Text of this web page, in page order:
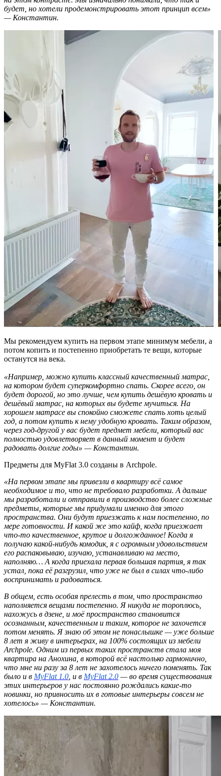
будет, но хотели продемонстрировать этот принцип всем»
— Константин.
Мы рекомендуем купить на первом этапе минимум мебели, а
потом копить и постепенно приобретать те вещи, которые
останутся на века.
«Например, можно купить классный качественный матрас,
на котором будет суперкомфортно спать. Скорее всего, он
будет дорогой, но это лучше, чем купить дешёвую кровать и
дешёвый матрас, на которых вы будете мучиться. На
хорошем матрасе вы спокойно сможете спать хоть целый
год, а потом купить к нему удобную кровать. Таким образом,
через год-другой у вас будет предмет мебели, который вас
полностью удовлетворяет в данный момент и будет
радовать долгие годы» — Константин.
Предметы для MyFlat 3.0 созданы в Archpole.
«На первом этапе мы привезли в квартиру всё самое
необходимое и то, что не требовало разработки. А дальше
мы разработали и отправили в производство более сложные
предметы, которые мы придумали именно для этого
пространства. Они будут приезжать к нам постепенно, по
мере готовности. И какой же это кайф, когда приезжает
что-то качественное, крутое и долгожданное! Когда я
получаю какой-нибудь комодик, я с огромным удовольствием
его распаковываю, изучаю, устанавливаю на место,
наполняю… А когда приехала первая большая партия, я так
устал, пока её разгрузил, что уже не был в силах что-либо
воспринимать и радоваться.
В общем, есть особая прелесть в том, что пространство
наполняется вещами постепенно. Я никуда не тороплюсь,
нахожусь в дзене, и моё пространство становится
осознанным, качественным и таким, которое не захочется
потом менять. Я знаю об этом не понаслышке — уже больше
8 лет я живу в интерьерах, на 100% состоящих из мебели
Archpole. Одним из первых таких пространств стала моя
квартира на Анохина, в которой всё настолько гармонично,
что мне ни разу за 8 лет не захотелось ничего поменять. Так
было и в MyFlat 1.0 , и в MyFlat 2.0 — во время существования
этих интерьеров у нас постоянно рождались какие-то
новинки, но привносить их в готовые интерьеры совсем не
хотелось» — Константин.